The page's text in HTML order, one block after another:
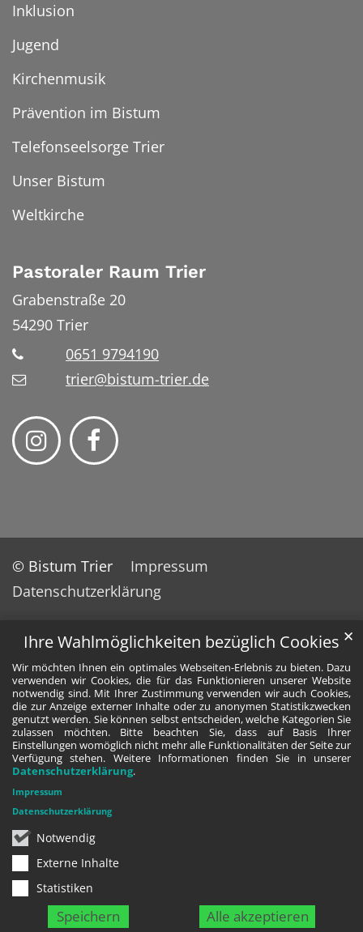
Ihre Wahlmöglichkeiten bezüglich Cookies
Wir möchten Ihnen ein optimales Webseiten-Erlebnis zu bieten. Dazu
verwenden wir Cookies, die für das Funktionieren unserer Website
notwendig sind. Mit Ihrer Zustimmung verwenden wir auch Cookies,
die zur Anzeige externer Inhalte oder zu anonymen Statistikzwecken
genutzt werden. Sie können selbst entscheiden, welche Kategorien Sie
zulassen möchten. Bitte beachten Sie, dass auf Basis Ihrer
Einstellungen womöglich nicht mehr alle Funktionalitäten der Seite zur
Verfügung stehen. Weitere Informationen finden Sie in unserer
Datenschutzerklärung.
Notwendig
Externe Inhalte
Statistiken
Speichern Alle akzeptieren
✕
Impressum
Datenschutzerklärung
Inklusion
Jugend
Kirchenmusik
Prävention im Bistum
Telefonseelsorge Trier
Unser Bistum
Weltkirche
Pastoraler Raum Trier
Grabenstraße 20
54290 Trier
0651 9794190
trier@bistum-trier.de
© Bistum Trier
Impressum
Datenschutzerklärung